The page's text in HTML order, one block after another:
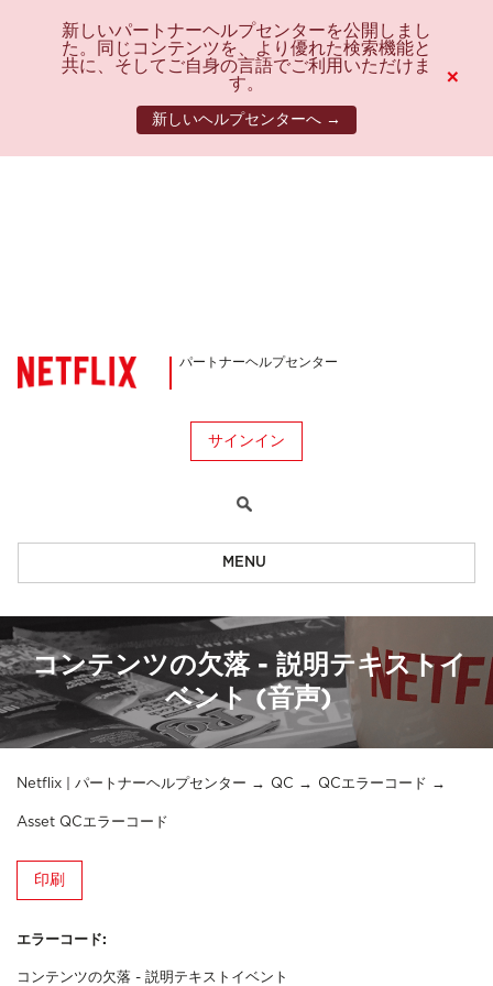
新しいパートナーヘルプセンターを公開しまし
た。同じコンテンツを、より優れた検索機能と
共に、そしてご自身の言語でご利用いただけま
す。
新しいヘルプセンターへ →
×
パートナーヘルプセンター
サインイン
MENU
コンテンツの欠落 - 説明テキストイ
ベント (音声)
Netflix | パートナーヘルプセンター QC QCエラーコード
Asset QCエラーコード
印刷
エラーコード:
コンテンツの欠落 - 説明テキストイベント